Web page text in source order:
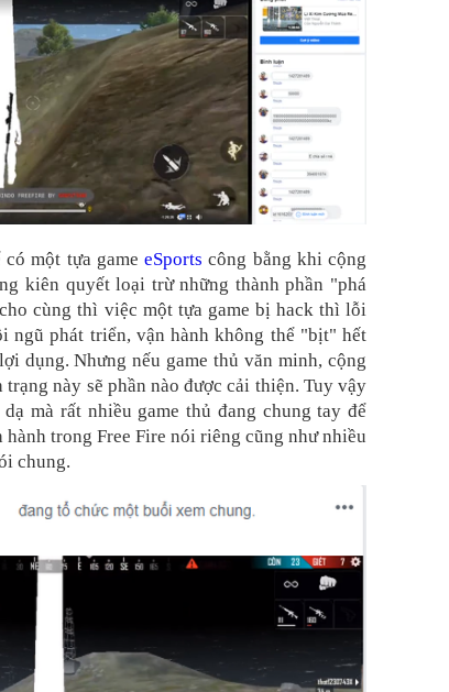
có một tựa gameeSports công bằng khi cộng
kiên quyết loại trừ những thành phần "phá
cùng thì việc một tựa game bị hack thì lỗi
ngũ phát triển, vận hành không thể "bịt" hết
dụng. Nhưng nếu game thủ văn minh, cộng
này sẽ phần nào được cải thiện. Tuy vậy
mà rất nhiều game thủ đang chung tay để
hành trong Free Fire nói riêng cũng như nhiều
chung.